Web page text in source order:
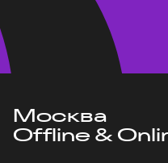
Москва
Offline &